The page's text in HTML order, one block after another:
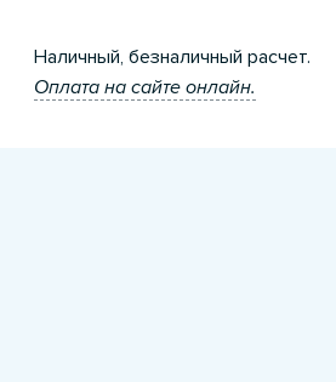
Наличный, безналичный расчет.
Оплата на сайте онлайн.